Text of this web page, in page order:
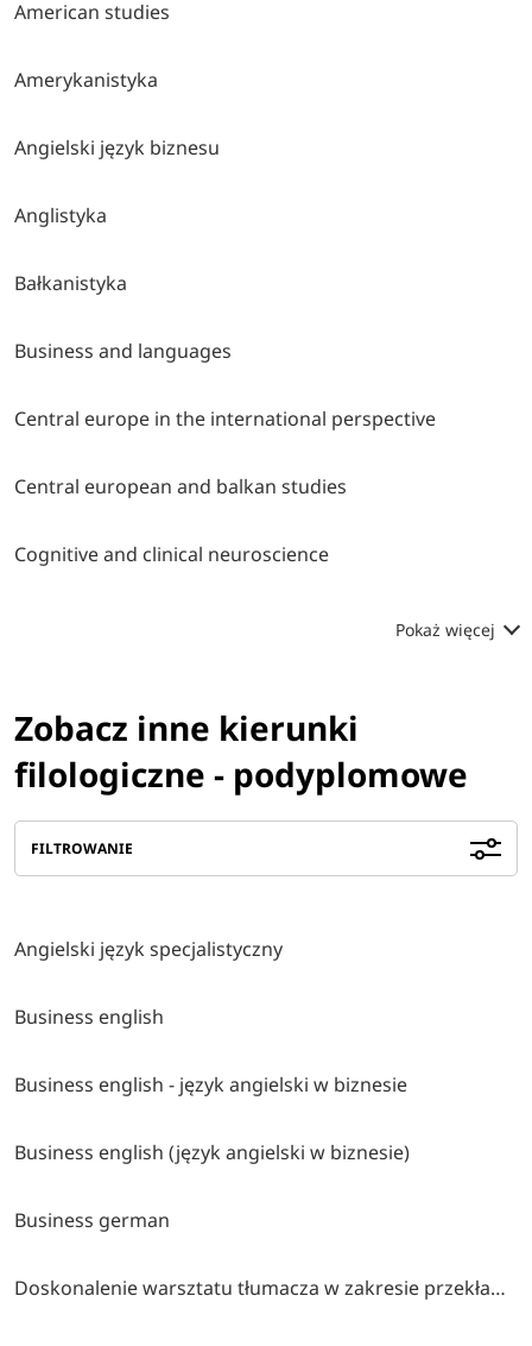
American studies
Amerykanistyka
Angielski język biznesu
Anglistyka
Bałkanistyka
Business and languages
Central europe in the international perspective
Central european and balkan studies
Cognitive and clinical neuroscience
Pokaż więcej
Zobacz inne kierunki
filologiczne - podyplomowe
FILTROWANIE
Angielski język specjalistyczny
Business english
Business english - język angielski w biznesie
Business english (język angielski w biznesie)
Business german
Doskonalenie warsztatu tłumacza w zakresie przekładu pisemnego